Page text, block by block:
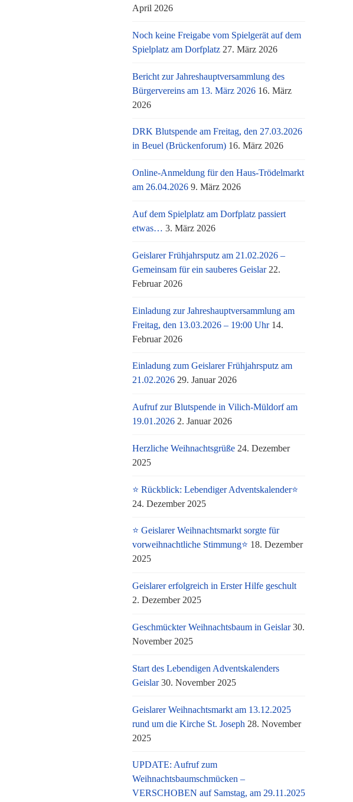
April 2026
Noch keine Freigabe vom Spielgerät auf dem
Spielplatz am Dorfplatz 27. März 2026
Bericht zur Jahreshauptversammlung des
Bürgervereins am 13. März 2026 16. März
2026
DRK Blutspende am Freitag, den 27.03.2026
in Beuel (Brückenforum) 16. März 2026
Online-Anmeldung für den Haus-Trödelmarkt
am 26.04.2026 9. März 2026
Auf dem Spielplatz am Dorfplatz passiert
etwas… 3. März 2026
Geislarer Frühjahrsputz am 21.02.2026 –
Gemeinsam für ein sauberes Geislar 22.
Februar 2026
Einladung zur Jahreshauptversammlung am
Freitag, den 13.03.2026 – 19:00 Uhr 14.
Februar 2026
Einladung zum Geislarer Frühjahrsputz am
21.02.2026 29. Januar 2026
Aufruf zur Blutspende in Vilich-Müldorf am
19.01.2026 2. Januar 2026
Herzliche Weihnachtsgrüße 24. Dezember
2025
⭐ Rückblick: Lebendiger Adventskalender⭐
24. Dezember 2025
⭐ Geislarer Weihnachtsmarkt sorgte für
vorweihnachtliche Stimmung⭐ 18. Dezember
2025
Geislarer erfolgreich in Erster Hilfe geschult
2. Dezember 2025
Geschmückter Weihnachtsbaum in Geislar 30.
November 2025
Start des Lebendigen Adventskalenders
Geislar 30. November 2025
Geislarer Weihnachtsmarkt am 13.12.2025
rund um die Kirche St. Joseph 28. November
2025
UPDATE: Aufruf zum
Weihnachtsbaumschmücken –
VERSCHOBEN auf Samstag, am 29.11.2025